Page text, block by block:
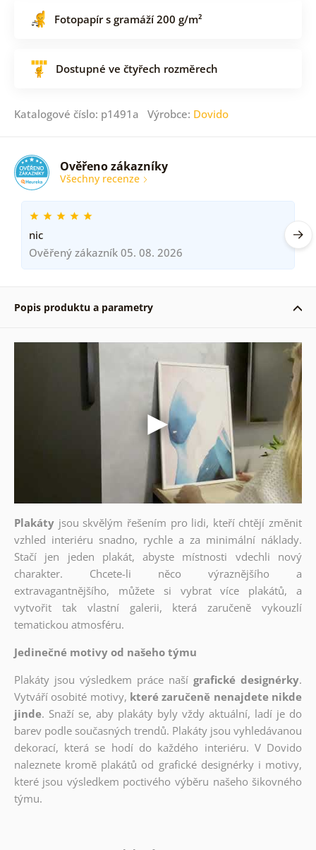
Fotopapír s gramáží 200 g/m²
Dostupné ve čtyřech rozměrech
Katalogové číslo: p1491a Výrobce: Dovido
Ověřeno zákazníky
Všechny recenze
nic
Ověřený zákazník 05. 08. 2026
Popis produktu a parametry
Plakáty jsou skvělým řešením pro lidi, kteří chtějí změnit
vzhled interiéru snadno, rychle a za minimální náklady.
Stačí jen jeden plakát, abyste místnosti vdechli nový
charakter. Chcete-li něco výraznějšího a
extravagantnějšího, můžete si vybrat více plakátů, a
vytvořit tak vlastní galerii, která zaručeně vykouzlí
tematickou atmosféru.
Jedinečné motivy od našeho týmu
Plakáty jsou výsledkem práce naší grafické designérky.
Vytváří osobité motivy, které zaručeně nenajdete nikde
jinde. Snaží se, aby plakáty byly vždy aktuální, ladí je do
barev podle současných trendů. Plakáty jsou vyhledávanou
dekorací, která se hodí do každého interiéru. V Dovido
naleznete kromě plakátů od grafické designérky i motivy,
které jsou výsledkem poctivého výběru našeho šikovného
týmu.